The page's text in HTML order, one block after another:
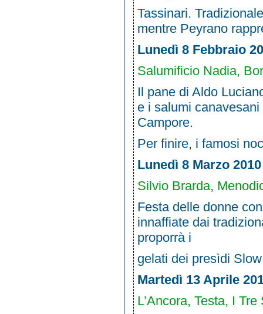
Tassinari.
mentre Peyrano
Lunedì 8 Febbraio
Salumificio Nadia,
Il pane di Aldo
e i salumi
Campore.
Per finire, i famosi
Lunedì 8 Marzo 2010
Silvio Brarda,
Festa delle donne
innaffiate dai
proporrà i
gelati dei presìdi
Martedì 13 Aprile
L’Ancora, Testa, I